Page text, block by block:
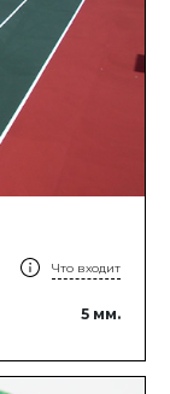
Что входит
5 мм.